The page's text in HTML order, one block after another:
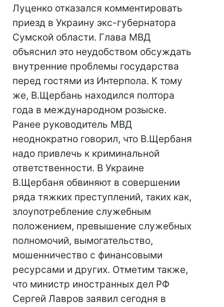
Луценко отказался комментировать
приезд в Украину экс-губернатора
Сумской области. Глава МВД
объяснил это неудобством обсуждать
внутренние проблемы государства
перед гостями из Интерпола. К тому
же, В.Щербань находился полтора
года в международном розыске.
Ранее руководитель МВД
неоднократно говорил, что В.Щербаня
надо привлечь к криминальной
ответственности. В Украине
В.Щербаня обвиняют в совершении
ряда тяжких преступлений, таких как,
злоупотребление служебным
положением, превышение служебных
полномочий, вымогательство,
мошенничество с финансовыми
ресурсами и других. Отметим также,
что министр иностранных дел РФ
Сергей Лавров заявил сегодня в